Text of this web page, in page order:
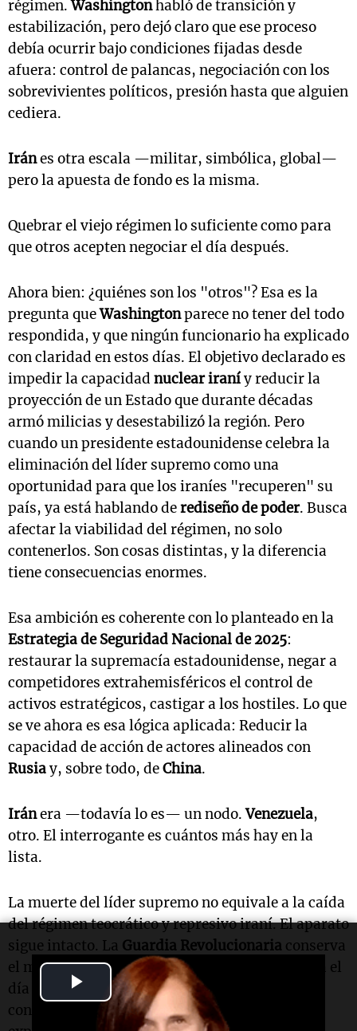
Play
Video
régimen.Washingtonhabló de transición y
estabilización, pero dejó claro que ese proceso
debía ocurrir bajo condiciones fijadas desde
afuera: control de palancas, negociación con los
sobrevivientes políticos, presión hasta que alguien
cediera.
Iránes otra escala —militar, simbólica, global—
pero la apuesta de fondo es la misma.
Quebrar el viejo régimen lo suficiente como para
que otros acepten negociar el día después.
Ahora bien: ¿quiénes son los "otros"? Esa es la
pregunta queWashingtonparece no tener del todo
respondida, y que ningún funcionario ha explicado
con claridad en estos días. El objetivo declarado es
impedir la capacidad nuclear iraníy reducir la
proyección de un Estado que durante décadas
armó milicias y desestabilizó la región. Pero
cuando un presidente estadounidense celebra la
eliminación del líder supremo como una
oportunidad para que los iraníes "recuperen" su
país, ya está hablando derediseño de poder. Busca
afectar la viabilidad del régimen, no solo
contenerlos. Son cosas distintas, y la diferencia
tiene consecuencias enormes.
Esa ambición es coherente con lo planteado en la
Estrategia de Seguridad Nacional de 2025:
restaurar la supremacía estadounidense, negar a
competidores extrahemisféricos el control de
activos estratégicos, castigar a los hostiles. Lo que
se ve ahora es esa lógica aplicada: Reducir la
capacidad de acción de actores alineados con
Rusiay, sobre todo, deChina.
Iránera —todavía lo es— un nodo.Venezuela,
otro. El interrogante es cuántos más hay en la
lista.
La muerte del líder supremo no equivale a la caída
del régimen teocrático y represivo iraní. El aparato
sigue intacto. La Guardia Revolucionaria conserva
el músculo real. Los escenarios más serios para el
día después describen tres posibilidades:
continuidad con otro rostro, toma de control